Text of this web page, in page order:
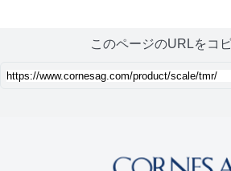
このページのURLをコ